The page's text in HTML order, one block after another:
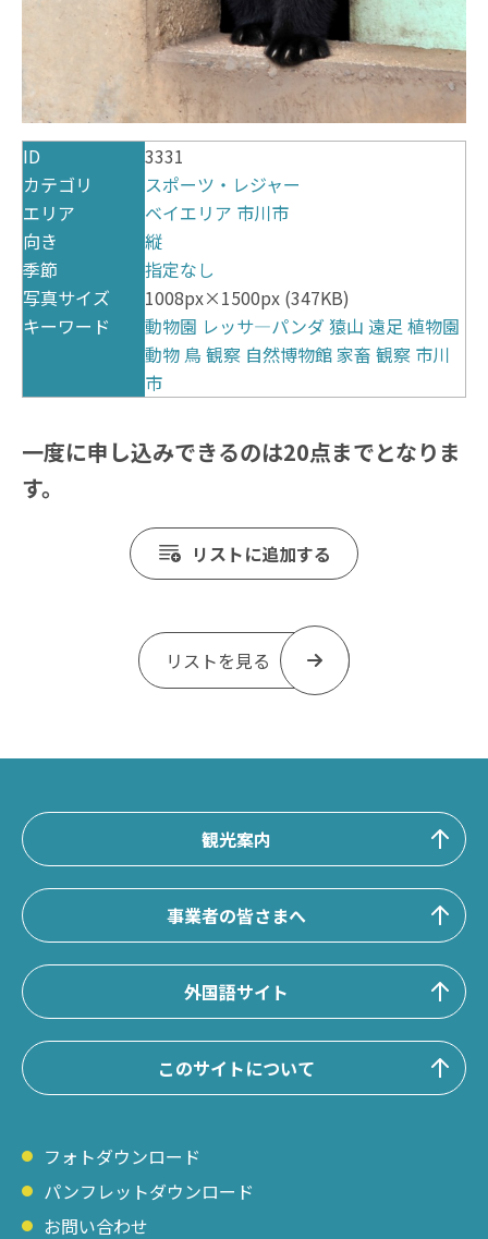
ID
3331
カテゴリ
スポーツ・レジャー
エリア
ベイエリア 市川市
向き
縦
季節
指定なし
写真サイズ
1008px×1500px (347KB)
キーワード
動物園 レッサ―パンダ猿山 遠足 植物園
動物 鳥観察 自然博物館家畜 観察 市川
市
一度に申し込みできるのは20点までとなりま
す。
リストに追加する
リストを見る
観光案内
事業者の皆さまへ
外国語サイト
このサイトについて
フォトダウンロード
パンフレットダウンロード
お問い合わせ